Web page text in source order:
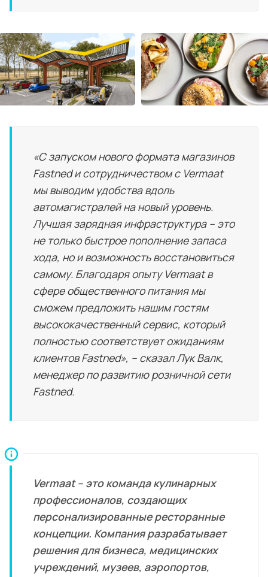
«С запуском нового формата магазинов
Fastned и сотрудничеством с Vermaat
мы выводим удобства вдоль
автомагистралей на новый уровень.
Лучшая зарядная инфраструктура – это
не только быстрое пополнение запаса
хода, но и возможность восстановиться
самому. Благодаря опыту Vermaat в
сфере общественного питания мы
сможем предложить нашим гостям
высококачественный сервис, который
полностью соответствует ожиданиям
клиентов Fastned», – сказал Лук Валк,
менеджер по развитию розничной сети
Fastned.
Vermaat – это команда кулинарных
профессионалов, создающих
персонализированные ресторанные
концепции. Компания разрабатывает
решения для бизнеса, медицинских
учреждений, музеев, аэропортов,